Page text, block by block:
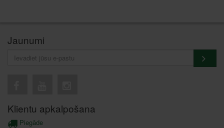
Jaunumi
Klientu apkalpošana
Piegāde